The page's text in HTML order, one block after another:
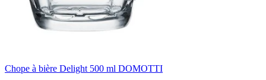
Chope à bière Delight 500 ml DOMOTTI